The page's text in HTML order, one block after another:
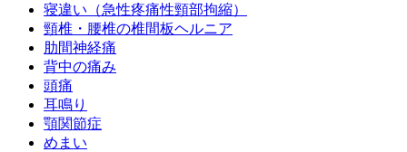
寝違い（急性疼痛性頸部拘縮）
頸椎・腰椎の椎間板ヘルニア
肋間神経痛
背中の痛み
頭痛
耳鳴り
顎関節症
めまい